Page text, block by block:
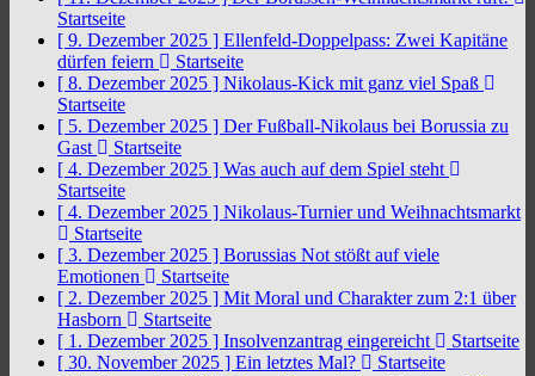
Startseite
[ 9. Dezember 2025 ] Ellenfeld-Doppelpass: Zwei Kapitäne
dürfen feiern
Startseite
[ 8. Dezember 2025 ] Nikolaus-Kick mit ganz viel Spaß
Startseite
[ 5. Dezember 2025 ] Der Fußball-Nikolaus bei Borussia zu
Gast
Startseite
[ 4. Dezember 2025 ] Was auch auf dem Spiel steht
Startseite
[ 4. Dezember 2025 ] Nikolaus-Turnier und Weihnachtsmarkt
Startseite
[ 3. Dezember 2025 ] Borussias Not stößt auf viele
Emotionen
Startseite
[ 2. Dezember 2025 ] Mit Moral und Charakter zum 2:1 über
Hasborn
Startseite
[ 1. Dezember 2025 ] Insolvenzantrag eingereicht
Startseite
[ 30. November 2025 ] Ein letztes Mal?
Startseite